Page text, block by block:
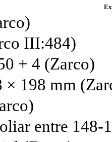
III:484)
+ 4 (Zarco)
× 198 mm
entre 148-